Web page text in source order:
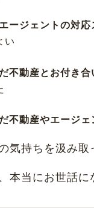
ージェントの対応
い
不動産とお付き
不動産やエージ
気持ちを汲み取
本当にお世話に